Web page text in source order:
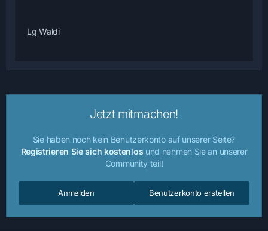
Lg Waldi
Jetzt mitmachen!
Sie haben noch kein Benutzerkonto auf unserer Seite?
Registrieren Sie sich kostenlos und nehmen Sie an unserer
Community teil!
Benutzerkonto erstellen
Anmelden